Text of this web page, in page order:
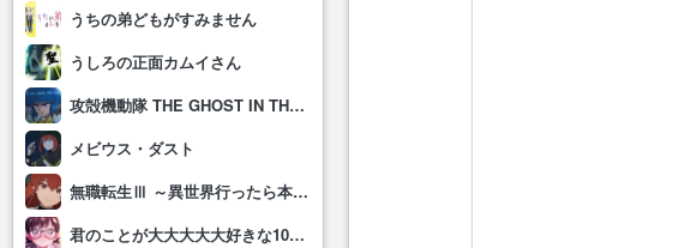
うちの弟どもがすみません
うしろの正面カムイさん
攻殻機動隊 THE GHOST IN THE SHELL
メビウス・ダスト
無職転生Ⅲ ～異世界行ったら本気だす～
君のことが大大大大大好きな100人の彼女(第3期)